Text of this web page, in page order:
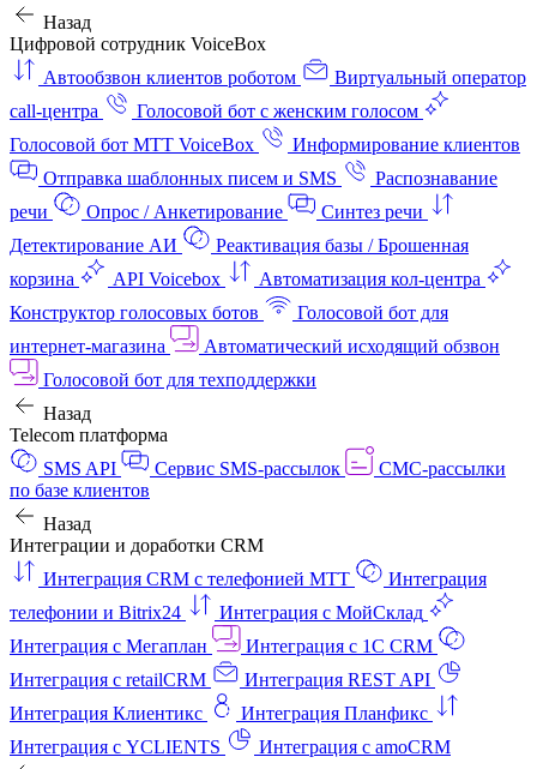
Назад
Цифровой сотрудник VoiceBox
Автообзвон клиентов роботом
Виртуальный оператор
call-центра
Голосовой бот с женским голосом
Голосовой бот МТТ VoiceBox
Информирование клиентов
Отправка шаблонных писем и SMS
Распознавание
речи
Опрос / Анкетирование
Синтез речи
Детектирование АИ
Реактивация базы / Брошенная
корзина
API Voicebox
Автоматизация кол‑центра
Конструктор голосовых ботов
Голосовой бот для
интернет‑магазина
Автоматический исходящий обзвон
Голосовой бот для техподдержки
Назад
Telecom платформа
SMS API
Сервис SMS-рассылок
СМС-рассылки
по базе клиентов
Назад
Интеграции и доработки CRM
Интеграция CRM с телефонией МТТ
Интеграция
телефонии и Bitrix24
Интеграция с МойСклад
Интеграция с Мегаплан
Интеграция с 1C CRM
Интеграция с retailCRM
Интеграция REST API
Интеграция Клиентикс
Интеграция Планфикс
Интеграция с YCLIENTS
Интеграция с amoCRM